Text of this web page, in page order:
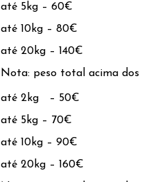
até 5kg – 60€
até 10kg – 80€
até 20kg – 140€
Nota: peso total acima
até 2kg – 50€
até 5kg – 70€
até 10kg – 90€
até 20kg – 160€